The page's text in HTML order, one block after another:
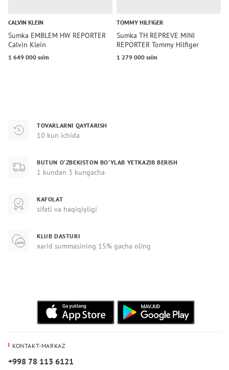
CALVIN KLEIN
Sumka EMBLEM HW REPORTER
Calvin Klein
1 649 000 so‘m
TOMMY HILFIGER
Sumka TH REPREVE MINI
REPORTER Tommy Hilfiger
1 279 000 so‘m
TOVARLARNI QAYTARISH
10 kun ichida
BUTUN O‘ZBEKISTON BO‘YLAB YETKAZIB BERISH
1 kundan 3 kungacha
KAFOLAT
sifati va haqiqiyligi
KLUB DASTURI
xarid summasining 15% gacha oling
KONTAKT-MARKAZ
+998 78 113 6121